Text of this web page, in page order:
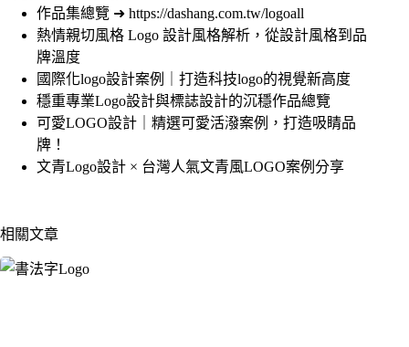
作品集總覽 ➜ https://dashang.com.tw/logoall
熱情親切風格 Logo 設計風格解析，從設計風格到品
牌溫度
國際化logo設計案例｜打造科技logo的視覺新高度
穩重專業Logo設計與標誌設計的沉穩作品總覽
可愛LOGO設計｜精選可愛活潑案例，打造吸睛品
牌！
文青Logo設計 × 台灣人氣文青風LOGO案例分享
相關文章